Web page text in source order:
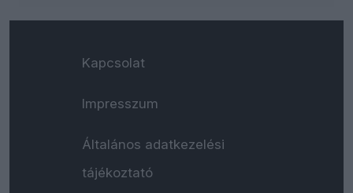
Kapcsolat
Impresszum
Általános adatkezelési
tájékoztató